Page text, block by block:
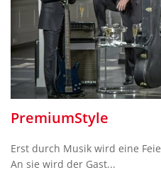
PremiumStyle
Erst durch Musik wird eine
An sie wird der Gast...